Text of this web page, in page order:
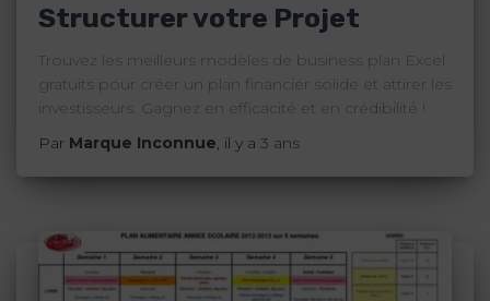
Structurer votre Projet
Trouvez les meilleurs modèles de business plan Excel
gratuits pour créer un plan financier solide et attirer les
investisseurs. Gagnez en efficacité et en crédibilité !
Par Marque Inconnue, il y a 3 ans